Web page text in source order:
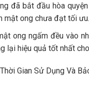
đã bắt đầu hòa
mật ong chưa đạt tối ưu.
ong ngấm đều vào
lại hiệu quả tốt nhất